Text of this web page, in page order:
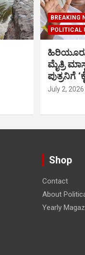
BREAKING
POLITICAL
ಮೈತ್ರಿ
ಪುತ್ರನಿಗೆ
July 2, 2026
Shop
Contact
About
Yearly